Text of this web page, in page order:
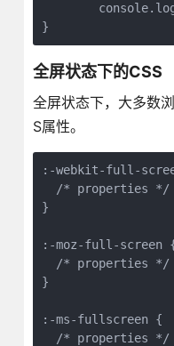
}
全屏状态下的CSS
全屏状态下，大多数
S属性。
:-webkit-full-
  /* properties */
}
:-moz-full-screen
  /* properties */
}
:-ms-fullscreen {
  /* properties */